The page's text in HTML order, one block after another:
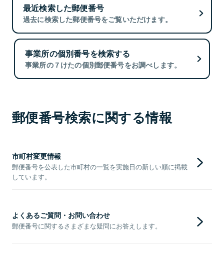
最近検索した郵便番号
過去に検索した郵便番号をご覧いただけます。
事業所の個別番号を検索する
事業所の７けたの個別郵便番号をお調べします。
郵便番号検索に関する情報
市町村変更情報
郵便番号を公表した市町村の一覧を実施日の新しい順に掲載
しています。
よくあるご質問・お問い合わせ
郵便番号に関するさまざまな疑問にお答えします。